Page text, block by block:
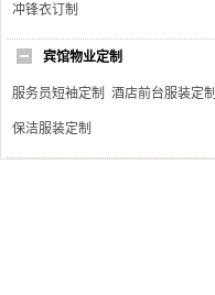
冲锋衣订制
宾馆物业定制
服务员短袖定制 酒店前台服装定制
保洁服装定制